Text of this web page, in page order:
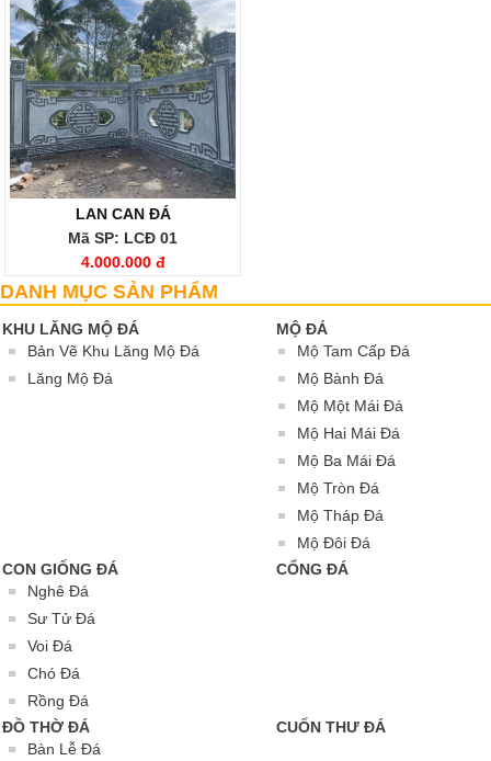
LAN CAN ĐÁ
Mã SP: LCĐ 01
4.000.000 đ
DANH MỤC SẢN PHẨM
KHU LĂNG MỘ ĐÁ
Bản Vẽ Khu Lăng Mộ Đá
Lăng Mộ Đá
MỘ ĐÁ
Mộ Tam Cấp Đá
Mộ Bành Đá
Mộ Một Mái Đá
Mộ Hai Mái Đá
Mộ Ba Mái Đá
Mộ Tròn Đá
Mộ Tháp Đá
Mộ Đôi Đá
CON GIỐNG ĐÁ
Nghê Đá
Sư Tử Đá
Voi Đá
Chó Đá
Rồng Đá
CỔNG ĐÁ
ĐỒ THỜ ĐÁ
Bàn Lễ Đá
CUỐN THƯ ĐÁ